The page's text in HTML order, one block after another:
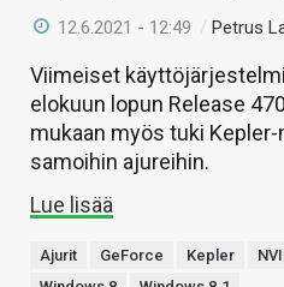
12.6.2021 - 12:49 /Petrus
Viimeiset
elokuun lopun Release
mukaan myös tuki
samoihin ajureihin.
Lue lisää
Ajurit GeForce Kepler